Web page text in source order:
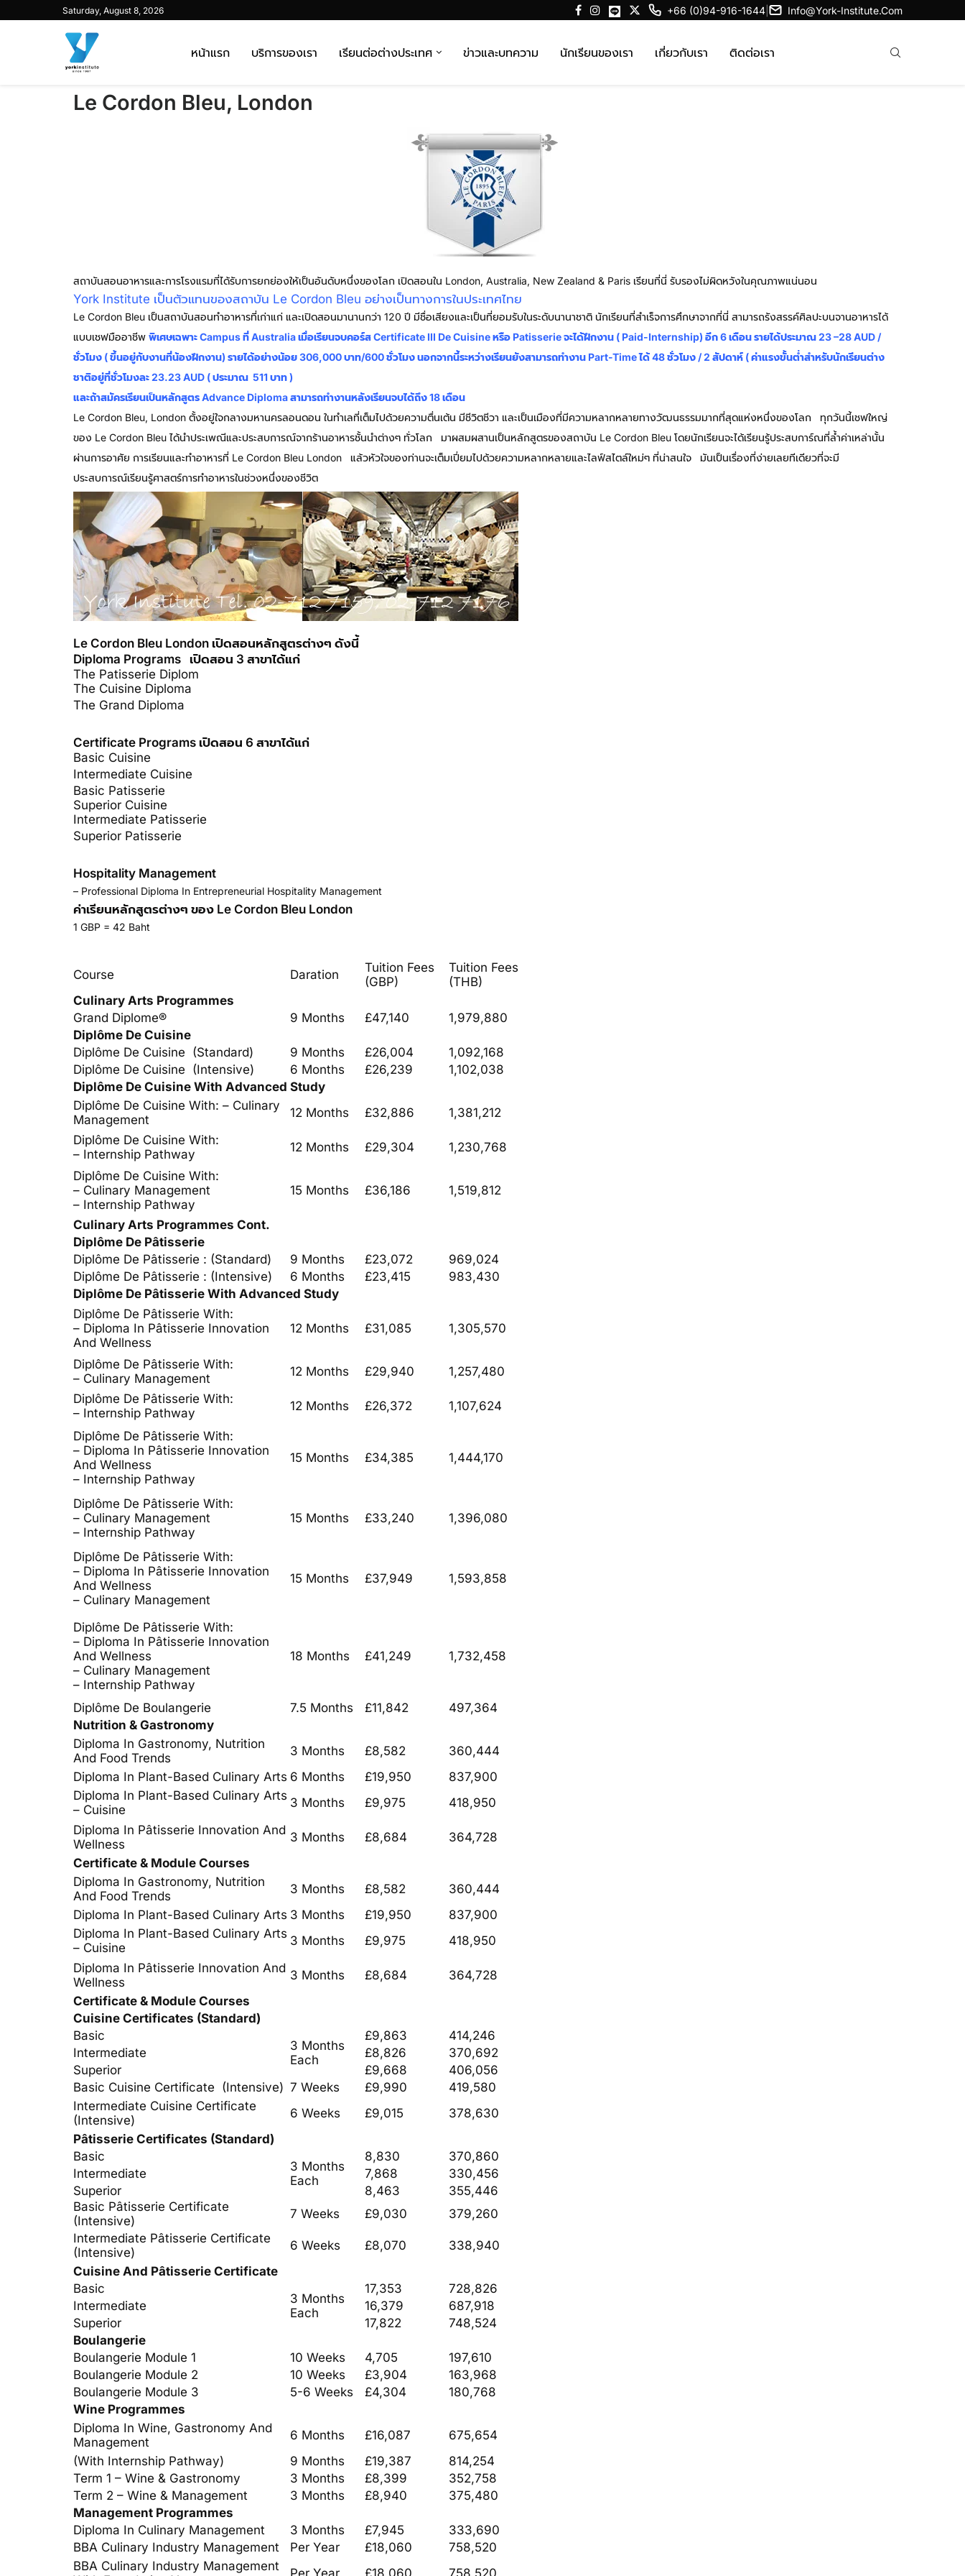
Saturday, August 8, 2026 +66 (0)94-916-1644 Info@york-Institute.com
หน้าแรก บริการของเรา เรียนต่อต่างประเทศ ข่าวและบทความ นักเรียนของเรา เกี่ยวกับเรา ติดต่อเรา
Le Cordon Bleu, London
สถาบันสอนอาหารและการโรงแรมที่ได้รับการยกย่องให้เป็นอันดับหนึ่งของโลก เปิดสอนใน London, Australia, New Zealand & Paris เรียนที่นี่ รับรองไม่ผิดหวังในคุณภาพแน่นอน
York Institute เป็นตัวแทนของสถาบัน Le Cordon Bleu อย่างเป็นทางการในประเทศไทย
Le Cordon Bleu เป็นสถาบันสอนทำอาหารที่เก่าแก่ และเปิดสอนมานานกว่า 120 ปี มีชื่อเสียงและเป็นที่ยอมรับในระดับนานาชาติ นักเรียนที่สำเร็จการศึกษาจากที่นี่ สามารถรังสรรค์ศิลปะบนจานอาหารได้
แบบเชฟมืออาชีพ พิเศษเฉพาะ Campus ที่ Australia เมื่อเรียนจบคอร์ส Certificate III De Cuisine หรือ Patisserie จะได้ฝึกงาน ( Paid-Internship) อีก 6 เดือน รายได้ประมาณ 23 –28 AUD /
ชั่วโมง ( ขึ้นอยู่กับงานที่น้องฝึกงาน) รายได้อย่างน้อย 306,000 บาท/600 ชั่วโมง นอกจากนี้ระหว่างเรียนยังสามารถทำงาน Part-Time ได้ 48 ชั่วโมง / 2 สัปดาห์ ( ค่าแรงขั้นต่ำสำหรับนักเรียนต่าง
ชาติอยู่ที่ชั่วโมงละ 23.23 AUD ( ประมาณ 511 บาท )
และถ้าสมัครเรียนเป็นหลักสูตร Advance Diploma สามารถทำงานหลังเรียนจบได้ถึง 18 เดือน
Le Cordon Bleu, London ตั้งอยู่ใจกลางมหานครลอนดอน ในทำเลที่เต็มไปด้วยความตื่นเต้น มีชีวิตชีวา และเป็นเมืองที่มีความหลากหลายทางวัฒนธรรมมากที่สุดแห่งหนึ่งของโลก ทุกวันนี้เชฟใหญ่
ของ Le Cordon Bleu ได้นำประเพณีและประสบการณ์จากร้านอาหารชั้นนำต่างๆ ทั่วโลก มาผสมผสานเป็นหลักสูตรของสถาบัน Le Cordon Bleu โดยนักเรียนจะได้เรียนรู้ประสบการ์ณที่ล้ำค่าเหล่านั้น
ผ่านการอาศัย การเรียนและทำอาหารที่ Le Cordon Bleu London แล้วหัวใจของท่านจะเต็มเปี่ยมไปด้วยความหลากหลายและไลฟ์สไตล์ใหม่ๆ ที่น่าสนใจ มันเป็นเรื่องที่ง่ายเลยทีเดียวที่จะมี
ประสบการณ์เรียนรู้ศาสตร์การทำอาหารในช่วงหนึ่งของชีวิต
Le Cordon Bleu London เปิดสอนหลักสูตรต่างๆ ดังนี้
Diploma Programs เปิดสอน 3 สาขาได้แก่
The Patisserie Diplom
The Cuisine Diploma
The Grand Diploma
Certificate Programs เปิดสอน 6 สาขาได้แก่
Basic Cuisine
Intermediate Cuisine
Basic Patisserie
Superior Cuisine
Intermediate Patisserie
Superior Patisserie
Hospitality Management
– Professional Diploma In Entrepreneurial Hospitality Management
ค่าเรียนหลักสูตรต่างๆ ของ Le Cordon Bleu London
1 GBP = 42 Baht
Course Daration
Tuition Fees
(GBP)
Tuition Fees
(THB)
Culinary Arts Programmes
Grand Diplome®
9 Months £47,140
1,979,880
Diplôme De Cuisine
Diplôme De Cuisine (standard)
9 Months £26,004
1,092,168
Diplôme De Cuisine (intensive)
6 Months £26,239
1,102,038
Diplôme De Cuisine With Advanced Study
Diplôme De Cuisine With: – Culinary
Management
12 Months £32,886
1,381,212
Diplôme De Cuisine With:
– Internship Pathway
12 Months £29,304
1,230,768
Diplôme De Cuisine With:
– Culinary Management
– Internship Pathway
15 Months £36,186 1,519,812
Culinary Arts Programmes Cont.
Diplôme De Pâtisserie
Diplôme De Pâtisserie : (standard)
9 Months £23,072
969,024
Diplôme De Pâtisserie : (intensive)
6 Months £23,415
983,430
Diplôme De Pâtisserie With Advanced Study
Diplôme De Pâtisserie With:
– Diploma In Pâtisserie Innovation
And Wellness
12 Months £31,085 1,305,570
Diplôme De Pâtisserie With:
– Culinary Management
12 Months £29,940
1,257,480
Diplôme De Pâtisserie With:
– Internship Pathway
12 Months £26,372 1,107,624
Diplôme De Pâtisserie With:
– Diploma In Pâtisserie Innovation
And Wellness
– Internship Pathway
15 Months £34,385 1,444,170
Diplôme De Pâtisserie With:
– Culinary Management
– Internship Pathway
15 Months £33,240 1,396,080
Diplôme De Pâtisserie With:
– Diploma In Pâtisserie Innovation
And Wellness
– Culinary Management
15 Months £37,949 1,593,858
Diplôme De Pâtisserie With:
– Diploma In Pâtisserie Innovation
And Wellness
– Culinary Management
– Internship Pathway
18 Months £41,249 1,732,458
Diplôme De Boulangerie 7.5 Months £11,842
497,364
Nutrition & Gastronomy
Diploma In Gastronomy, Nutrition
And Food Trends
3 Months £8,582
360,444
Diploma In Plant-Based Culinary Arts 6 Months £19,950
837,900
Diploma In Plant-Based Culinary Arts
– Cuisine
3 Months £9,975
418,950
Diploma In Pâtisserie Innovation And
Wellness
3 Months £8,684
364,728
Certificate & Module Courses
Diploma In Gastronomy, Nutrition
And Food Trends
3 Months £8,582
360,444
Diploma In Plant-Based Culinary Arts 3 Months £19,950
837,900
Diploma In Plant-Based Culinary Arts
– Cuisine
3 Months £9,975
418,950
Diploma In Pâtisserie Innovation And
Wellness
3 Months £8,684
364,728
Certificate & Module Courses
Cuisine Certificates (standard)
Basic
3 Months
Each
£9,863
414,246
Intermediate
£8,826
370,692
Superior
£9,668
406,056
Basic Cuisine Certificate (intensive) 7 Weeks £9,990
419,580
Intermediate Cuisine Certificate
(intensive)
6 Weeks £9,015
378,630
Pâtisserie Certificates (standard)
Basic
3 Months
Each
8,830
370,860
Intermediate
7,868
330,456
Superior
8,463
355,446
Basic Pâtisserie Certificate
(intensive)
7 Weeks £9,030
379,260
Intermediate Pâtisserie Certificate
(intensive)
6 Weeks £8,070
338,940
Cuisine And Pâtisserie Certificate
Basic
3 Months
Each
17,353
728,826
Intermediate
16,379
687,918
Superior
17,822
748,524
Boulangerie
Boulangerie Module 1
10 Weeks 4,705
197,610
Boulangerie Module 2
10 Weeks £3,904
163,968
Boulangerie Module 3
5-6 Weeks £4,304
180,768
Wine Programmes
Diploma In Wine, Gastronomy And
Management
6 Months £16,087
675,654
(With Internship Pathway)
9 Months £19,387
814,254
Term 1 – Wine & Gastronomy
3 Months £8,399
352,758
Term 2 – Wine & Management
3 Months £8,940
375,480
Management Programmes
Diploma In Culinary Management
3 Months £7,945
333,690
BBA Culinary Industry Management
Per Year £18,060
758,520
BBA Culinary Industry Management
Per Year £18,060 758,520